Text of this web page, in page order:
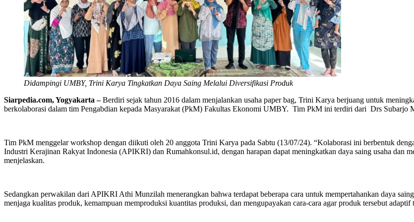
Didampingi UMBY, Trini Karya Tingkatkan Daya Saing Melalui Diversifikasi Produk
Siarpedia.com, Yogyakarta –Berdiri sejak tahun 2016 dalam menjalankan usaha paper bag, Trini Karya berjuang untuk
berkolaborasi dalam tim Pengabdian kepada Masyarakat (PkM) Fakultas Ekonomi UMBY. Tim PkM ini terdiri dari Drs Subarjo
Tim PkM menggelar workshop dengan diikuti oleh 20 anggota Trini Karya pada Sabtu (13/07/24). “Kolaborasi ini berbentuk
Industri Kerajinan Rakyat Indonesia (APIKRI) dan Rumahkonsul.id, dengan harapan dapat meningkatkan daya saing usaha dan
menjelaskan.
Sedangkan perwakilan dari APIKRI Athi Munzilah menerangkan bahwa terdapat beberapa cara untuk mempertahankan daya
menjaga kualitas produk, kemampuan memproduksi kuantitas produksi, dan mengupayakan cara-cara agar produk tersebut adaptif